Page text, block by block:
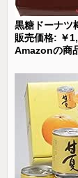
黒糖ドーナツ
販売価格: ￥
Amazonの商